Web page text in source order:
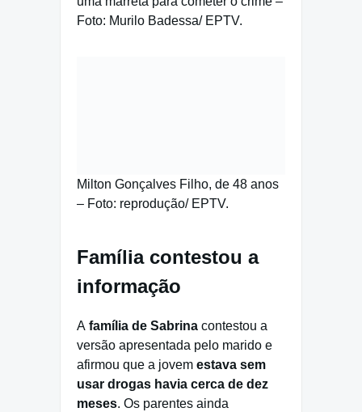
Foto: Murilo Badessa/ EPTV.
Milton Gonçalves Filho, de 48 anos
– Foto: reprodução/ EPTV.
Família contestou a
informação
A família de Sabrina contestou a
versão apresentada pelo marido e
afirmou que a jovem estava sem
usar drogas havia cerca de dez
meses. Os parentes ainda